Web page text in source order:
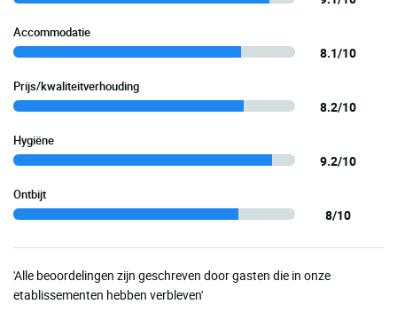
Accommodatie
8.1/10
Prijs/kwaliteitverhouding
8.2/10
Hygiëne
9.2/10
Ontbijt
8/10
'Alle beoordelingen zijn geschreven door gasten die in onze
etablissementen hebben verbleven'